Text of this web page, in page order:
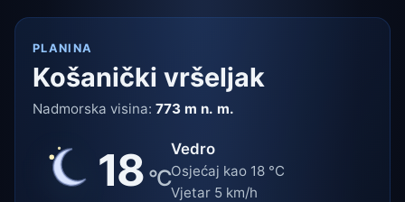
PLANINA
Košanički vršeljak
Nadmorska visina:773 m n. m.
18 °C
Vedro
Osjećaj kao 18 °C
Vjetar 5 km/h